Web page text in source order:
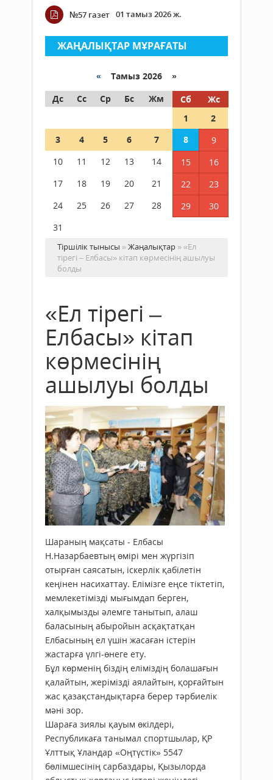
№57 газет 01 тамыз 2026 ж.
ЖАҢАЛЫҚТАР МҰРАҒАТЫ
« Тамыз 2026 »
Дс
Сс Ср Бс Жм Сб
Жс
1
2
3
4 5 6 7 8
9
10
11 12 13 14 15
16
17
18 19 20 21 22
23
24
25 26 27 28 29
30
31
Тіршілік тынысы »Жаңалықтар » «Ел
тірегі – Елбасы» кітап көрмесінің ашылуы
болды
«Ел тірегі –
Елбасы» кітап
көрмесінің
ашылуы болды
Шараның мақсаты - Елбасы
Н.Назарбаевтың өмірі мен жүргізіп
отырған саясатын, іскерлік қабілетін
кеңінен насихаттау. Елімізге еңсе тіктетіп,
мемлекетімізді мығымдап берген,
халқымызды әлемге танытып, алаш
баласының абыройын асқақтатқан
Елбасының ел үшін жасаған істерін
жастарға үлгі-өнеге ету.
Бұл көрменің біздің еліміздің болашағын
қалайтын, жерімізді аялайтын, қорғайтын
жас қазақстандықтарға берер тәрбиелік
мәні зор.
Шараға зиялы қауым өкілдері,
Республикаға танымал спортшылар, ҚР
Ұлттық Ұландар «Оңтүстік» 5547
бөлімшесінің сарбаздары, Қызылорда